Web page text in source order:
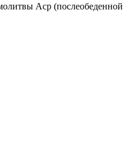
Аср (послеобеденной